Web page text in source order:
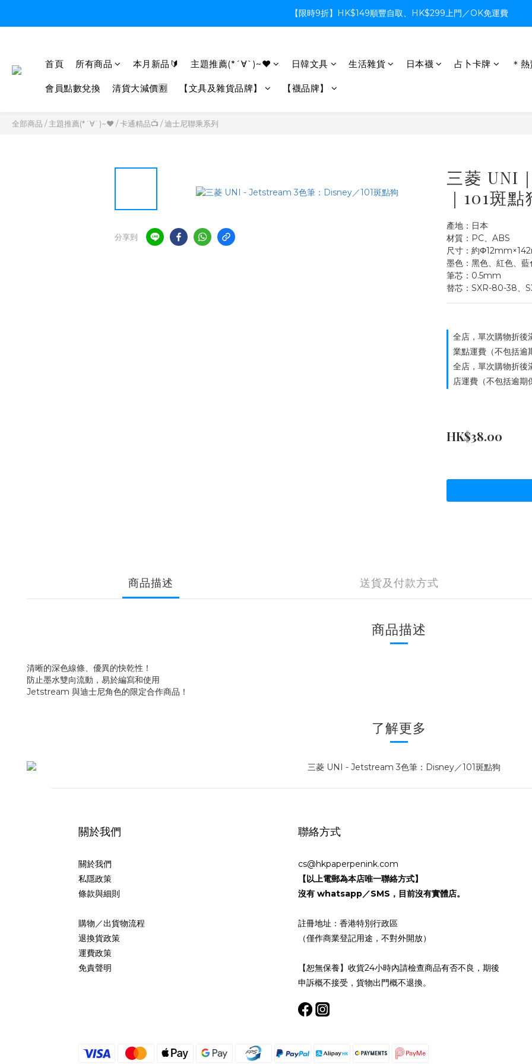
【限時9折】HK$149順豐自取、HK$299上門／OK免運費
【限時9折】HK$149順豐自取、HK$299上門／OK免運費
【限時9折】HK$149順豐自取、HK$299上門／OK免運費
首頁 所有商品 本月新品🔰 主題推薦(*´∀`)~♥ 日韓文具 生活雜貨 日本襪 占卜卡牌 ＊
會員點數兌換 清貨大減價🈹 【文具及雜貨品牌】 【襪品牌】
全部商品 /主題推薦(*´∀`)~♥ /卡通精品📺 /迪士尼聯乘系列
分享到
三菱 UNI
｜101斑點
產地：日本
材質：PC、ABS
尺寸：約
墨色：黑色、紅色、藍
筆芯：0.5mm
替芯：SXR-80-38、
全店，單次購物折
業點運費（不包括逾
全店，單次購物折
店運費（不包括逾期
HK$38.00
商品描述 送貨及付款方式
商品描述
清晰的深色線條、優異的快乾性！
防止墨水雙向流動，易於編寫和使用
Jetstream 與迪士尼角色的限定合作商品！
了解更多
關於我們
關於我們
私隱政策
條款與細則
購物／出貨物流程
退換貨政策
運費政策
免責聲明
聯絡方式
cs@hkpaperpenink.com
【以上電郵為本店唯一聯絡方式】
沒有 whatsapp／SMS，目前沒有實體店。
註冊地址：香港特別行政區
（僅作商業登記用途，不對外開放）
【恕無保養】收貨24小時內請檢查商品有否不良，期後
申訴概不接受，貨物出門概不退換。